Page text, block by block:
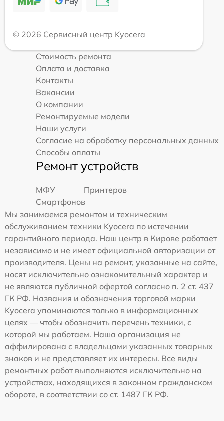
© 2026 Сервисный центр Kyocera
Стоимость ремонта
Оплата и доставка
Контакты
Вакансии
О компании
Ремонтируемые модели
Наши услуги
Согласие на обработку персональных данных
Способы оплаты
Ремонт устройств
МФУ
Принтеров
Смартфонов
Мы занимаемся ремонтом и техническим
обслуживанием техники Kyocera по истечении
гарантийного периода. Наш центр в Кирове работает
независимо и не имеет официальной авторизации от
производителя. Цены на ремонт, указанные на сайте,
носят исключительно ознакомительный характер и
не являются публичной офертой согласно п. 2 ст. 437
ГК РФ. Названия и обозначения торговой марки
Kyocera упоминаются только в информационных
целях — чтобы обозначить перечень техники, с
которой мы работаем. Наша организация не
аффилирована с владельцами указанных товарных
знаков и не представляет их интересы. Все виды
ремонтных работ выполняются исключительно на
устройствах, находящихся в законном гражданском
обороте, в соответствии со ст. 1487 ГК РФ.